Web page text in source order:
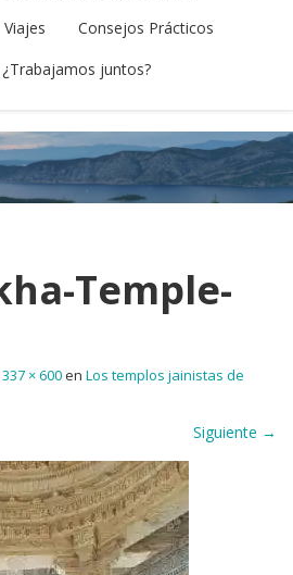
Viajes
Consejos Prácticos
¿Trabajamos juntos?
Temple-
337 × 600en Los templos jainistas de
Siguiente →